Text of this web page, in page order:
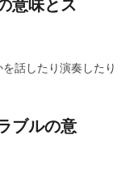
意味とス
話したり演奏したり
ブルの意